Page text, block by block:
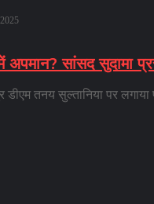
अपमान? सांसद सुदामा
डीएम तनय सुल्तानिया पर